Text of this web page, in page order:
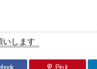
いします
Pin it